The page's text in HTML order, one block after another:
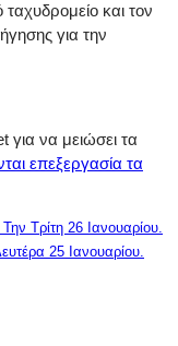
και τον
για την
για να μειώσει τα
επεξεργασία τα
Τρίτη 26 Ιανουαρίου.
25 Ιανουαρίου.